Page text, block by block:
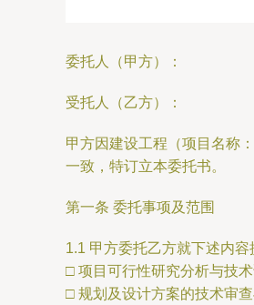
委托人（甲方）：
受托人（乙方）：
甲方因建设工程（项目名称：
一致，特订立本委托书。
第一条 委托事项及范围
1.1 甲方委托乙方就下述内
□ 项目可行性研究分析与技
□ 规划及设计方案的技术审